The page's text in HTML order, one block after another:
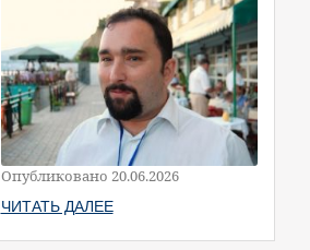
Опубликовано 20.06.2026
ЧИТАТЬ ДАЛЕЕ